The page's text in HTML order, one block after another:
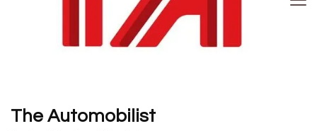
The Automobilist